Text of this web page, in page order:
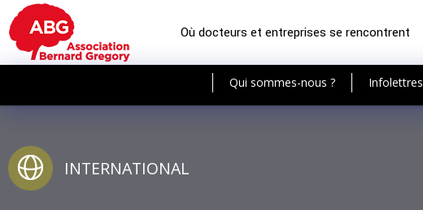
Où docteurs et entreprises se rencontrent
Qui sommes-nous ? Infolettres
INTERNATIONAL